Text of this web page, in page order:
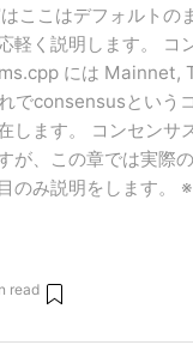
ここはデフォルトの
軽く説明します。 コ
には Mainnet,
でconsensusという
します。 コンセンサ
が、この章では実際
のみ説明をします。
read